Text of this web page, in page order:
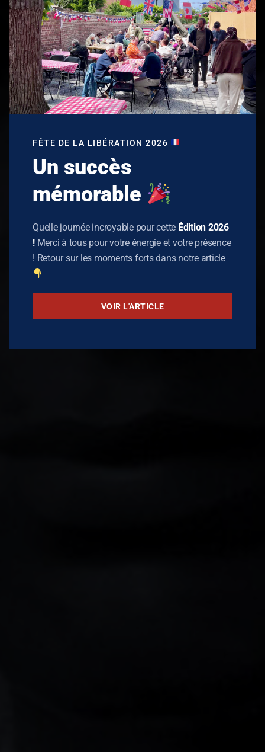
FÊTE DE LA LIBÉRATION 2026
Un succès
mémorable
Quelle journée incroyable pour cette Édition 2026
!Merci à tous pour votre énergie et votre présence
! Retour sur les moments forts dans notre article
VOIR L'ARTICLE